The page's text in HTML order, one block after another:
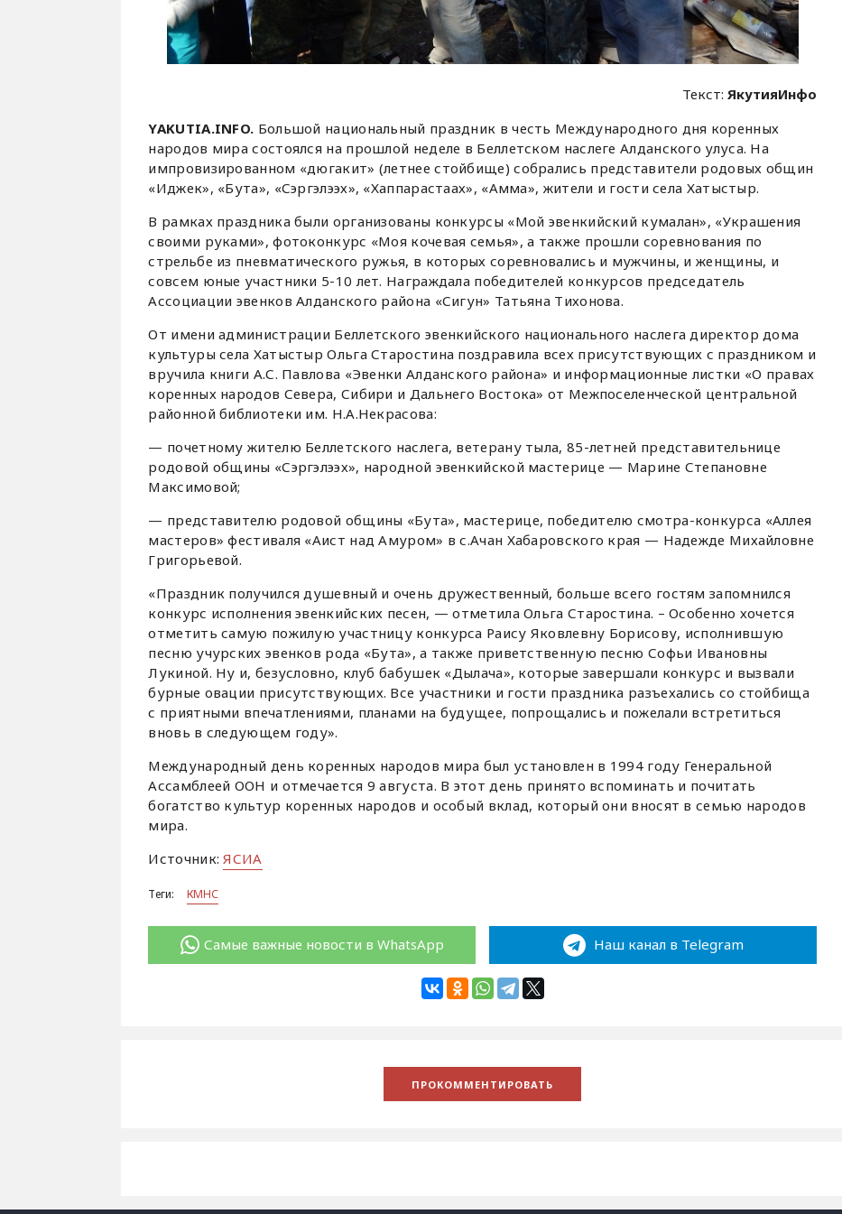
Текст:ЯкутияИнфо
YAKUTIA.INFO. Большой национальный праздник в честь Международного дня коренных
народов мира состоялся на прошлой неделе в Беллетском наслеге Алданского улуса. На
импровизированном «дюгакит» (летнее стойбище) собрались представители родовых общин
«Иджек», «Бута», «Сэргэлээх», «Хаппарастаах», «Амма», жители и гости села Хатыстыр.
В рамках праздника были организованы конкурсы «Мой эвенкийский кумалан», «Украшения
своими руками», фотоконкурс «Моя кочевая семья», а также прошли соревнования по
стрельбе из пневматического ружья, в которых соревновались и мужчины, и женщины, и
совсем юные участники 5-10 лет. Награждала победителей конкурсов председатель
Ассоциации эвенков Алданского района «Сигун» Татьяна Тихонова.
От имени администрации Беллетского эвенкийского национального наслега директор дома
культуры села Хатыстыр Ольга Старостина поздравила всех присутствующих с праздником и
вручила книги А.С. Павлова «Эвенки Алданского района» и информационные листки «О правах
коренных народов Севера, Сибири и Дальнего Востока» от Межпоселенческой центральной
районной библиотеки им. Н.А.Некрасова:
— почетному жителю Беллетского наслега, ветерану тыла, 85-летней представительнице
родовой общины «Сэргэлээх», народной эвенкийской мастерице — Марине Степановне
Максимовой;
— представителю родовой общины «Бута», мастерице, победителю смотра-конкурса «Аллея
мастеров» фестиваля «Аист над Амуром» в с.Ачан Хабаровского края — Надежде Михайловне
Григорьевой.
«Праздник получился душевный и очень дружественный, больше всего гостям запомнился
конкурс исполнения эвенкийских песен, — отметила Ольга Старостина. – Особенно хочется
отметить самую пожилую участницу конкурса Раису Яковлевну Борисову, исполнившую
песню учурских эвенков рода «Бута», а также приветственную песню Софьи Ивановны
Лукиной. Ну и, безусловно, клуб бабушек «Дылача», которые завершали конкурс и вызвали
бурные овации присутствующих. Все участники и гости праздника разъехались со стойбища
с приятными впечатлениями, планами на будущее, попрощались и пожелали встретиться
вновь в следующем году».
Международный день коренных народов мира был установлен в 1994 году Генеральной
Ассамблеей ООН и отмечается 9 августа. В этот день принято вспоминать и почитать
богатство культур коренных народов и особый вклад, который они вносят в семью народов
мира.
Источник:ЯСИА
Теги: КМНС
Самые важные новости в WhatsApp Наш канал в Telegram